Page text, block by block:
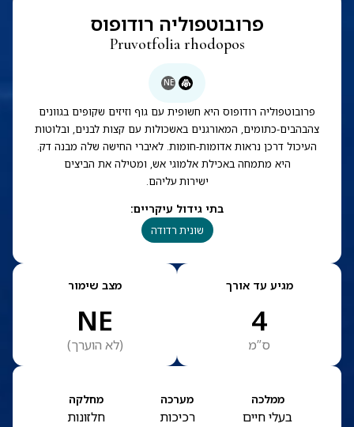
פרובוטפוליה רודופוס
Pruvotfolia rhodopos
NE
פרובוטפוליה רודופוס היא חשופית עם גוף וזיזים שקופים בגוונים
צהבהבים-כתומים, המאורגנים באשכולות עם קצות לבנים, ובלוטות
העיכול דרכן נראות אדומות-חומות. לאיברי החישה שלה מבנה דק.
היא מתמחה באכילת אלמוגי אש, ומטילה את הביצים
ישירות עליהם.
בתי גידול עיקריים:
שונית רדודה
מגיע עד אורך
4
ס”מ
מצב שימור
NE
(לא הוערך)
ממלכה
בעלי חיים
מערכה
רכיכות
מחלקה
חלזונות